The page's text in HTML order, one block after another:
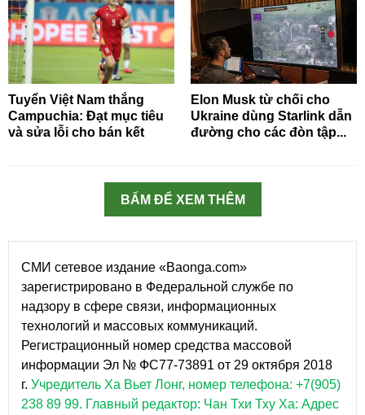
Tuyển Việt Nam thắng
Campuchia: Đạt mục tiêu
và sửa lỗi cho bán kết
Elon Musk từ chối cho
Ukraine dùng Starlink dẫn
đường cho các đòn tập...
BẤM ĐỂ XEM THÊM
СМИ сетевое издание «Baonga.com»
зарегистрировано в Федеральной службе по
надзору в сфере связи, информационных
технологий и массовых коммуникаций.
Регистрационный номер средства массовой
информации Эл № ФС77-73891 от 29 октября 2018
г. Учредитель Ха Вьет Лонг, номер телефона: +7(905)
238 89 99. Главный редактор: Чан Тхи Тху Ха: Адрес